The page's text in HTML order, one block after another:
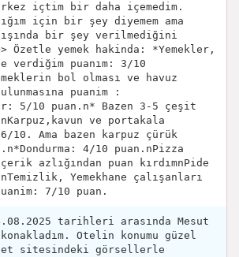
içtim bir daha içemedim.
için bir şey diyemem ama
bir şey verilmediğini
Özetle yemek hakinda: *Yemekler,
verdiğim puanım: 3/10
bol olması ve havuz
puanim :
5/10 puan.n* Bazen 3-5 çeşit
ve portakala
10. Ama bazen karpuz çürük
4/10 puan.nPizza
azlığından puan kırdımnPide
Yemekhane çalışanları
7/10 puan.
tarihleri arasında Mesut
Otelin konumu güzel
sitesindeki görsellerle